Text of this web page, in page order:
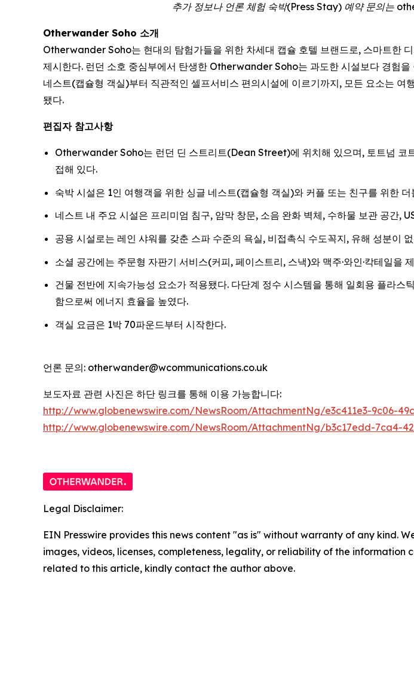
추가 정보나 언론 체험 숙박(Press Stay) 예약 문의는
Otherwander Soho 소개
Otherwander Soho는 현대의 탐험가들을 위한 차세대 캡슐 호텔 브랜드로, 스마트한
제시한다. 런던 소호 중심부에서 탄생한 Otherwander Soho는 과도한 시설보다 경험
네스트(캡슐형 객실)부터 직관적인 셀프서비스 편의시설에 이르기까지, 모든 요소는
됐다.
편집자 참고사항
Otherwander Soho는 런던 딘 스트리트(Dean Street)에 위치해 있으며, 토트넘
접해 있다.
숙박 시설은 1인 여행객을 위한 싱글 네스트(캡슐형 객실)와 커플 또는 친구를 위한
네스트 내 주요 시설은 프리미엄 침구, 암막 창문, 소음 완화 벽체, 수하물 보관 공간,
공용 시설로는 레인 샤워를 갖춘 스파 수준의 욕실, 비접촉식 수도꼭지, 유해 성분
소셜 공간에는 주문형 자판기 서비스(커피, 페이스트리, 스낵)와 맥주·와인·칵테일을
건물 전반에 지속가능성 요소가 적용됐다. 다단계 정수 시스템을 통해 일회용 플라
함으로써 에너지 효율을 높였다.
객실 요금은 1박 70파운드부터 시작한다.
언론 문의: otherwander@wcommunications.co.uk
보도자료 관련 사진은 하단 링크를 통해 이용 가능합니다:
http://www.globenewswire.com/NewsRoom/AttachmentNg/e3c411e3-9c06-
http://www.globenewswire.com/NewsRoom/AttachmentNg/b3c17edd-7ca4-
Legal Disclaimer:
EIN Presswire provides this news content "as is" without warranty of any kind.
images, videos, licenses, completeness, legality, or reliability of the
related to this article, kindly contact the author above.